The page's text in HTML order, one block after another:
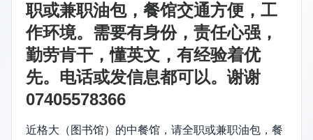
职或兼职油包，餐馆交通方便，工
作环境。需要有身份，责任心强，
勤劳肯干，懂英文，有经验着优
先。电话或发信息都可以。谢谢
07405578366
近格大（图书馆）的中餐馆，请全职或兼职油包，餐